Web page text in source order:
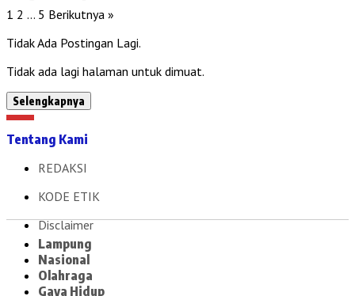
1 2 … 5 Berikutnya »
Tidak Ada Postingan Lagi.
Tidak ada lagi halaman untuk dimuat.
Selengkapnya
Tentang Kami
REDAKSI
KODE ETIK
Disclaimer
Lampung
Nasional
Olahraga
Gaya Hidup